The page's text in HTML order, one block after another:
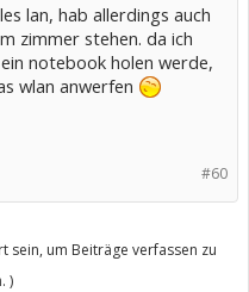
lan, hab allerdings auch
zimmer stehen. da ich
notebook holen werde,
wlan anwerfen
#60
um Beiträge verfassen zu
)